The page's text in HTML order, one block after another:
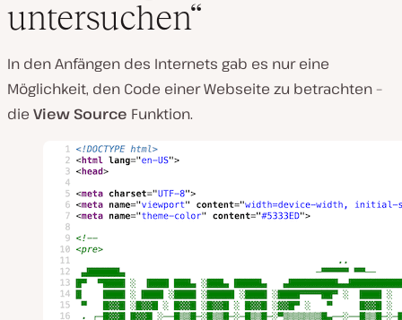
V
i
d
a
b
s
p
untersuchen“
In den Anfängen des Internets gab es nur eine
Möglichkeit, den Code einer Webseite zu betrachten –
die View Source Funktion.